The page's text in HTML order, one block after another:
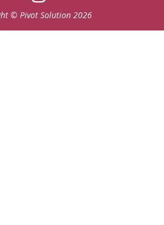
© Pivot Solution 2026